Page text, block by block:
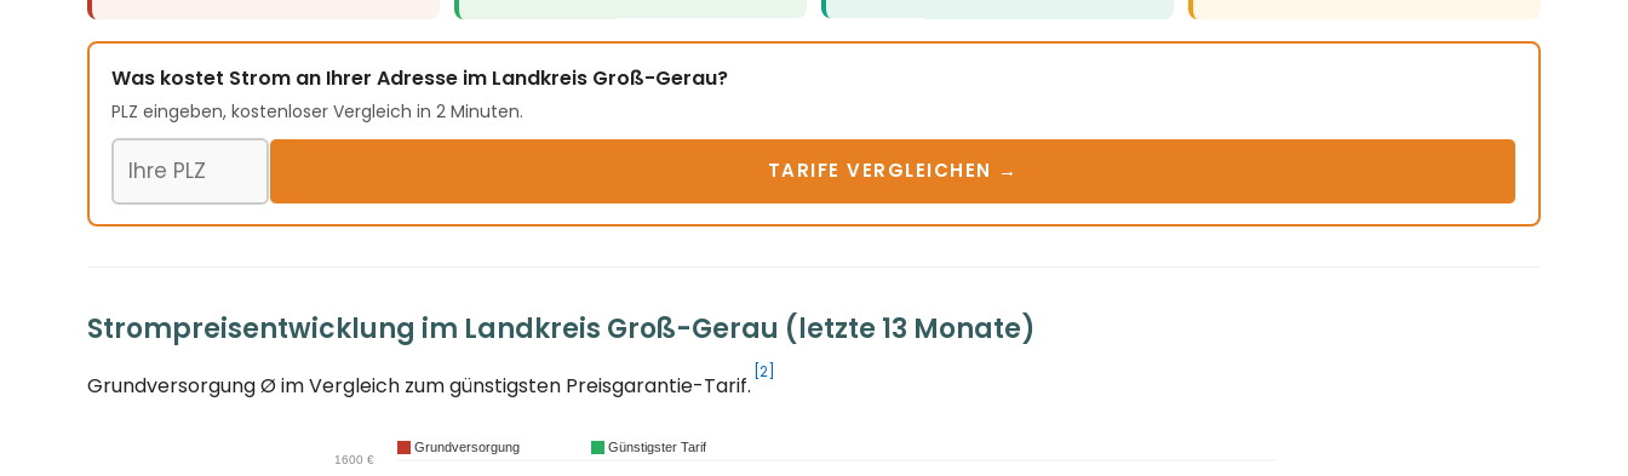
Was kostet Strom an Ihrer Adresse im Landkreis Groß-Gerau?
PLZ eingeben, kostenloser Vergleich in 2 Minuten.
Postleitzahl
TARIFE VERGLEICHEN →
Strompreisentwicklung im Landkreis Groß-Gerau (letzte 13 Monate)
Grundversorgung Ø im Vergleich zum günstigsten Preisgarantie-Tarif. [2]